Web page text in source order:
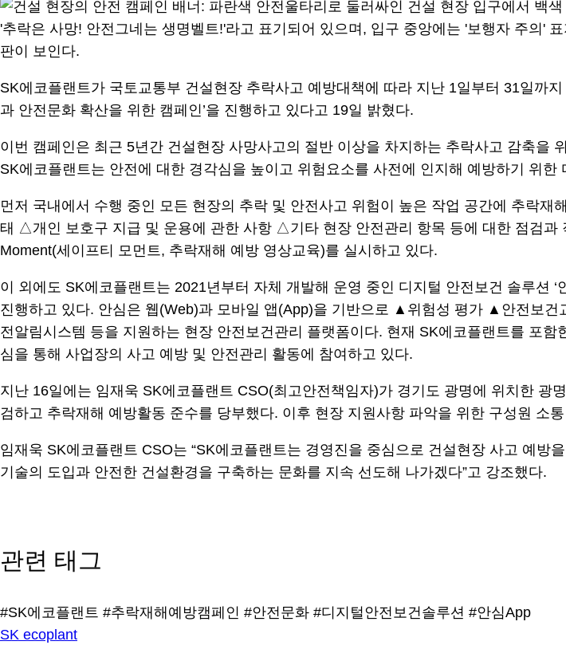
SK에코플랜트가 국토교통부 건설현장 추락사고 예방대책에 따라 지난 1일부터 31일까
과 안전문화 확산을 위한 캠페인’을 진행하고 있다고 19일 밝혔다.
이번 캠페인은 최근 5년간 건설현장 사망사고의 절반 이상을 차지하는 추락사고 감축을
SK에코플랜트는 안전에 대한 경각심을 높이고 위험요소를 사전에 인지해 예방하기 위한
먼저 국내에서 수행 중인 모든 현장의 추락 및 안전사고 위험이 높은 작업 공간에 추락
태 △개인 보호구 지급 및 운용에 관한 사항 △기타 현장 안전관리 항목 등에 대한 점검
Moment(세이프티 모먼트, 추락재해 예방 영상교육)를 실시하고 있다.
이 외에도 SK에코플랜트는 2021년부터 자체 개발해 운영 중인 디지털 안전보건 솔루션
진행하고 있다. 안심은 웹(Web)과 모바일 앱(App)을 기반으로 ▲위험성 평가 ▲안전
전알림시스템 등을 지원하는 현장 안전보건관리 플랫폼이다. 현재 SK에코플랜트를 포
심을 통해 사업장의 사고 예방 및 안전관리 활동에 참여하고 있다.
지난 16일에는 임재욱 SK에코플랜트 CSO(최고안전책임자)가 경기도 광명에 위치한
검하고 추락재해 예방활동 준수를 당부했다. 이후 현장 지원사항 파악을 위한 구성원 소
임재욱 SK에코플랜트 CSO는 “SK에코플랜트는 경영진을 중심으로 건설현장 사고 예방
기술의 도입과 안전한 건설환경을 구축하는 문화를 지속 선도해 나가겠다”고 강조했다.
관련 태그
#SK에코플랜트 #추락재해예방캠페인 #안전문화 #디지털안전보건솔루션 #안심App
SK ecoplant